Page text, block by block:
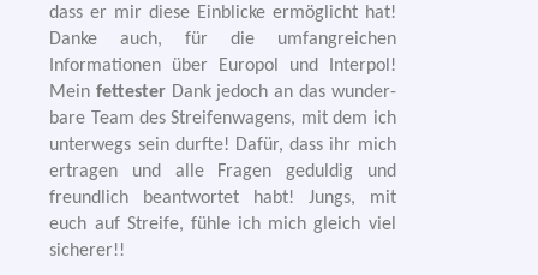
dass er mir die­se Einblicke ermög­licht hat!
Danke auch, für die umfang­rei­chen
Informationen über Europol und Interpol!
Meinfet­tes­ter Dank jedoch an das wun­der­
ba­re Team des Streifenwagens, mit dem ich
unter­wegs sein durf­te! Dafür, dass ihr mich
ertra­gen und alle Fragen gedul­dig und
freund­lich beant­wor­tet habt! Jungs, mit
euch auf Streife, füh­le ich mich gleich viel
sicherer!!